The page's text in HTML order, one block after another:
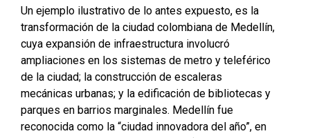
Un ejemplo ilustrativo de lo antes expuesto, es la
transformación de la ciudad colombiana de Medellín,
cuya expansión de infraestructura involucró
ampliaciones en los sistemas de metro y teleférico
de la ciudad; la construcción de escaleras
mecánicas urbanas; y la edificación de bibliotecas y
parques en barrios marginales. Medellín fue
reconocida como la “ciudad innovadora del año”, en